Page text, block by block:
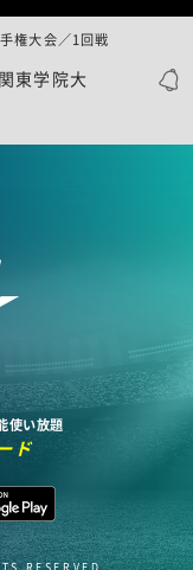
関東学院大
権大会／1回戦
使い放題
ド